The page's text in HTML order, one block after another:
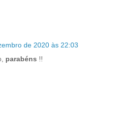
de 2020 às 22:03
parabéns !!